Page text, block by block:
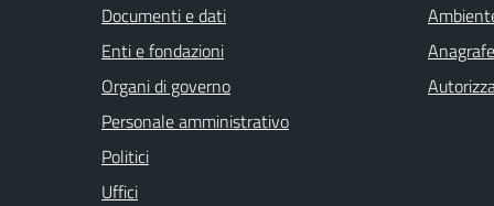
Documenti e dati
Enti e fondazioni
Organi di governo
Personale amministrativo
Politici
Uffici